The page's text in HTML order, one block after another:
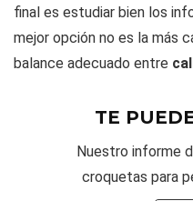
final es estudiar bien los
mejor opción no es la más
balance adecuado entre
TE
Nuestro informe
croquetas para